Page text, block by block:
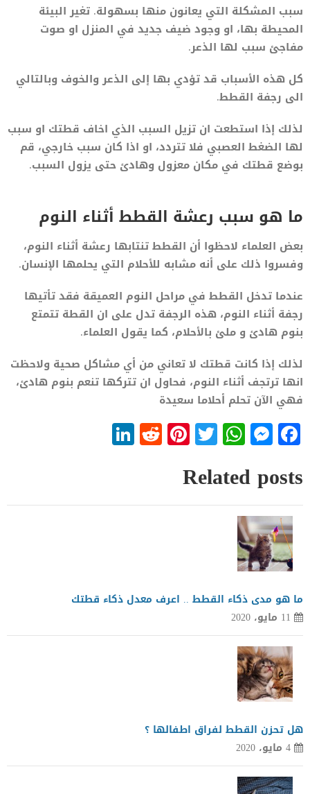
سبب المشكلة التي يعانون منها بسهولة. تغير البيئة
المحيطة بها، او وجود ضيف جديد في المنزل او صوت
مفاجئ سبب لها الذعر.
كل هذه الأسباب قد تؤدي بها إلى الذعر والخوف وبالتالي
الى رجفة القطط.
لذلك إذا استطعت ان تزيل السبب الذي اخاف قطتك او سبب
لها الضغط العصبي فلا تتردد، او اذا كان سبب خارجي، قم
بوضع قطتك في مكان معزول وهادئ حتى يزول السبب.
ما هو سبب رعشة القطط أثناء النوم
بعض العلماء لاحظوا أن القطط تنتابها رعشة أثناء النوم،
وفسروا ذلك على أنه مشابه للأحلام التي يحلمها الإنسان.
عندما تدخل القطط في مراحل النوم العميقة فقد تأتيها
رجفة أثناء النوم، هذه الرجفة تدل على ان القطة تتمتع
بنوم هادئ و ملئ بالأحلام، كما يقول العلماء.
لذلك إذا كانت قطتك لا تعاني من أي مشاكل صحية ولاحظت
انها ترتجف أثناء النوم، فحاول ان تتركها تنعم بنوم هادئ،
فهي الآن تحلم أحلاما سعيدة
Facebook
Messenger
WhatsApp
Twitter
Pinterest
Reddit
Related posts
ما هو مدى ذكاء القطط .. اعرف معدل ذكاء قطتك
11 مايو، 2020
هل تحزن القطط لفراق اطفالها ؟
4 مايو، 2020